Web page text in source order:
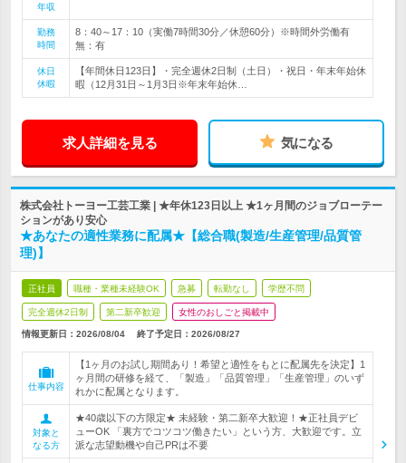
年収
勤務
時間
8：40～17：10（実働7時間30分／休憩60分）※時間外労働有
無：有
休日
休暇
【年間休日123日】・完全週休2日制（土日）・祝日・年末年始休
暇（12月31日～1月3日※年末年始休…
求人詳細を見る 気になる
株式会社トーヨー工芸工業 | ★年休123日以上 ★1ヶ月間のジョブローテー
ションがあり安心
★あなたの適性業務に配属★【総合職(製造/生産管理/品質管
理)】
正社員 職種・業種未経験OK 急募 転勤なし 学歴不問
完全週休2日制 第二新卒歓迎 女性のおしごと掲載中
情報更新日：2026/08/04 終了予定日： 2026/08/27
仕事内容
【1ヶ月のお試し期間あり！希望と適性をもとに配属先を決定】1
ヶ月間の研修を経て、「製造」「品質管理」「生産管理」のいず
れかに配属となります。
対象と
なる方
★40歳以下の方限定★ 未経験・第二新卒大歓迎！★正社員デビ
ューOK 「裏方でコツコツ働きたい」という方、大歓迎です。立
派な志望動機や自己PRは不要